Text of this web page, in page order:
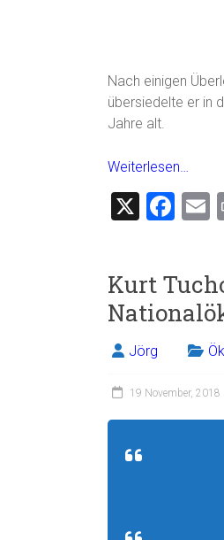
Nach einigen
übersiedelte er in
Jahre alt.
Weiterlesen…
X
F
b
o
ok
l
Kurt
Jörg
19 November, 2018